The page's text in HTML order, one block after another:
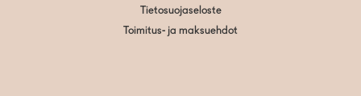
Tietosuojaseloste
Toimitus- ja maksuehdot